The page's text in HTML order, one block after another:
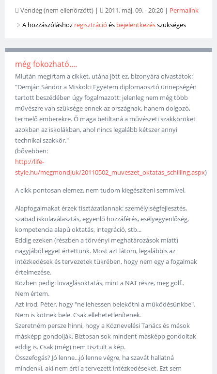
Vendég (nem ellenőrzött) | 2011. máj. 09. - 20:20 | Permalink
A hozzászóláshoz regisztráció és bejelentkezésszükséges
még fokozható....
Miután megírtam a cikket, utána jött ez, bizonyára olvastátok:
"Demján Sándor a Miskolci Egyetem diplomaosztó ünnepségén
tartott beszédében úgy fogalmazott: jelenleg nem még több
művészre van szüksége ennek az országnak, hanem dolgozó,
termelő emberekre. Ő maga betiltaná a művészeti szakköröket
azokban az iskolákban, ahol nincs legalább kétszer annyi
technikai szakkör."
(bővebben:
http://life-
style.hu/megmondjuk/20110502_muveszet_oktatas_schilling.aspx)
A cikk pontosan elemez, nem tudom kiegészíteni semmivel.
Alapfogalmakat érzek tisztázatlannak: személyiségfejlesztés,
szabad iskolaválasztás, egyenlő hozzáférés, esélyegyenlőség,
kompetencia alapú oktatás, integráció, stb...
Eddig ezeken (részben a törvényi meghatározások miatt)
nagyjából egyet értettünk. Most azt látom, legalábbis az
intézkedések és tervezetek tükrében, hogy nem egy a fogalmak
értelmezése.
Közben pedig: lovaglásoktatás, mint a NAT része, meg golf..
Nem értem.
Azt írod, Péter, hogy "ne lehessen belekötni a működésünkbe".
Nem is kötnek bele. Csak ellehetetlenítenek.
Szeretném persze hinni, hogy a Köznevelési Tanács és mások
másképp gondolják. Biztosan sok mindent másképp gondoltak
eddig is. Csak (még) nem tisztult a kép.
Összefogás? Jó lenne...jó lenne végre, ha szavát hallatná
mindenki, aki nem érti a tervezett intézkedéseket. Ezt sem